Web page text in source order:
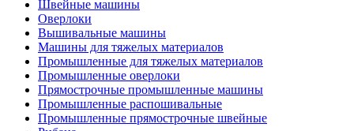
Швейные машины
Оверлоки
Вышивальные машины
Машины для тяжелых материалов
Промышленные для тяжелых материалов
Промышленные оверлоки
Прямострочные промышленные машины
Промышленные распошивальные
Промышленные прямострочные швейные